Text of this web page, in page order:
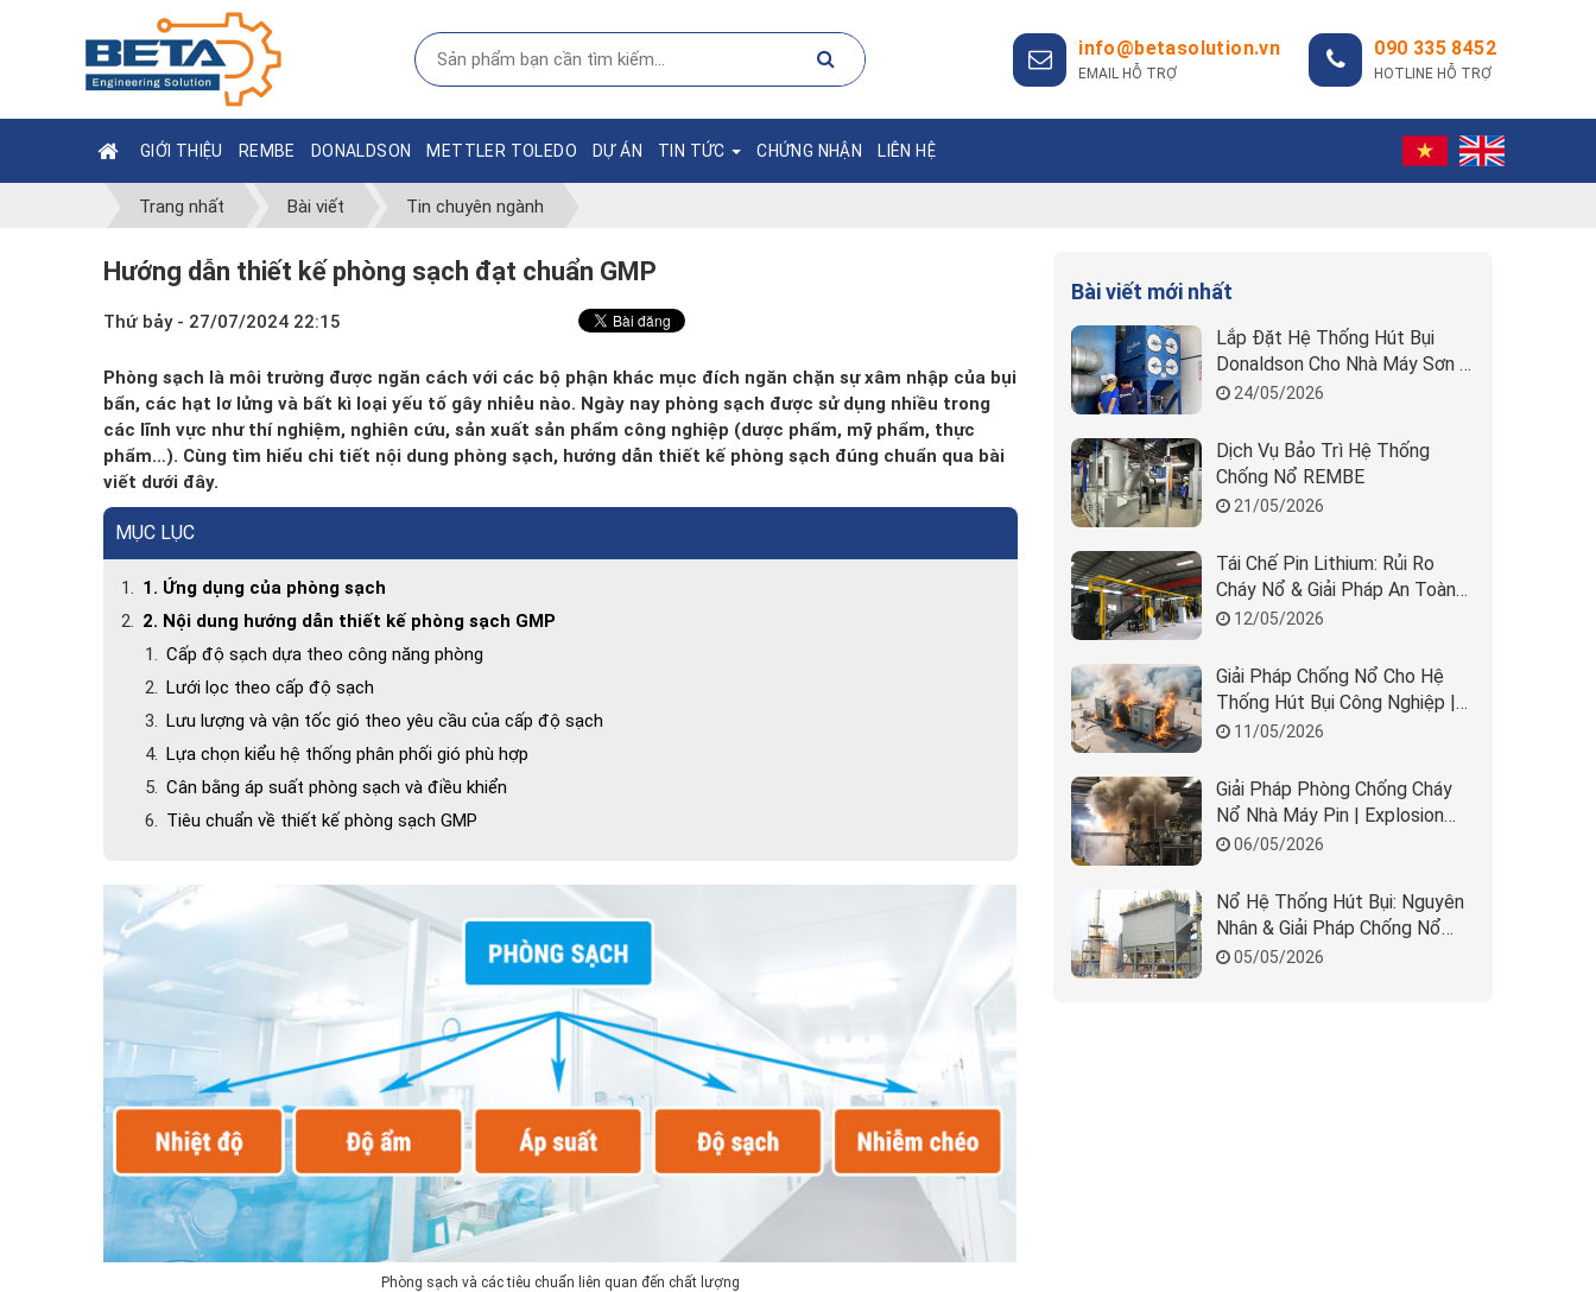
info@betasolution.vn
EMAIL HỖ TRỢ
090 335 8452
HOTLINE HỖ TRỢ
GIỚI THIỆU REMBE DONALDSON METTLER TOLEDO DỰ ÁN TIN TỨC CHỨNG NHẬN LIÊN HỆ
Trang nhất Bài viết Tin chuyên ngành
Hướng dẫn thiết kế phòng sạch đạt chuẩn GMP
Thứ bảy - 27/07/2024 22:15
Phòng sạch là môi trường được ngăn cách với các bộ phận khác mục đích ngăn chặn sự xâm nhập của bụi
bẩn, các hạt lơ lửng và bất kì loại yếu tố gây nhiễu nào. Ngày nay phòng sạch được sử dụng nhiều trong
các lĩnh vực như thí nghiệm, nghiên cứu, sản xuất sản phẩm công nghiệp (dược phẩm, mỹ phẩm, thực
phẩm…). Cùng tìm hiểu chi tiết nội dung phòng sạch, hướng dẫn thiết kế phòng sạch đúng chuẩn qua bài
viết dưới đây.
MỤC LỤC
1. Ứng dụng của phòng sạch
2. Nội dung hướng dẫn thiết kế phòng sạch GMP
Cấp độ sạch dựa theo công năng phòng
Lưới lọc theo cấp độ sạch
Lưu lượng và vận tốc gió theo yêu cầu của cấp độ sạch
Lựa chọn kiểu hệ thống phân phối gió phù hợp
Cân bằng áp suất phòng sạch và điều khiển
Tiêu chuẩn về thiết kế phòng sạch GMP
Phòng sạch và các tiêu chuẩn liên quan đến chất lượng
Bài viết mới nhất
Lắp Đặt Hệ Thống Hút Bụi
Donaldson Cho Nhà Máy Sơn |
Beta Solution
24/05/2026
Dịch Vụ Bảo Trì Hệ Thống
Chống Nổ REMBE
21/05/2026
Tái Chế Pin Lithium: Rủi Ro
Cháy Nổ & Giải Pháp An Toàn
Nhà Máy
12/05/2026
Giải Pháp Chống Nổ Cho Hệ
Thống Hút Bụi Công Nghiệp |
REMBE & Beta Solution
11/05/2026
Giải Pháp Phòng Chống Cháy
Nổ Nhà Máy Pin | Explosion
Protection BESS
06/05/2026
Nổ Hệ Thống Hút Bụi: Nguyên
Nhân & Giải Pháp Chống Nổ
Hiệu Quả
05/05/2026